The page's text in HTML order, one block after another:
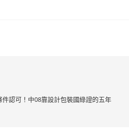
件認可！中08靠設計包裝國綠證的五年